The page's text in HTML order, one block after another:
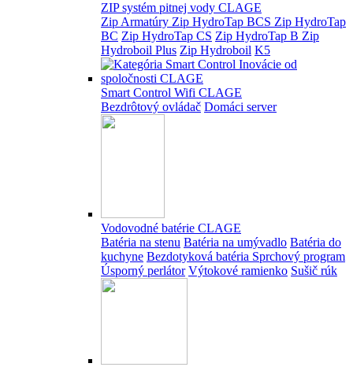
ZIP systém pitnej vody CLAGE
Zip Armatúry Zip HydroTap BCS Zip HydroTap
BC Zip HydroTap CS Zip HydroTap B Zip
Hydroboil Plus Zip Hydroboil K5
Smart Control Wifi CLAGE
Bezdrôtový ovládač Domáci server
Vodovodné batérie CLAGE
Batéria na stenu Batéria na umývadlo Batéria do
kuchyne Bezdotyková batéria Sprchový program
Úsporný perlátor Výtokové ramienko Sušič rúk